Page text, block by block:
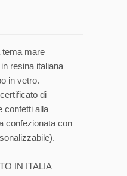
tema mare
resina italiana
in vetro.
di
confetti alla
confezionata con
IN ITALIA